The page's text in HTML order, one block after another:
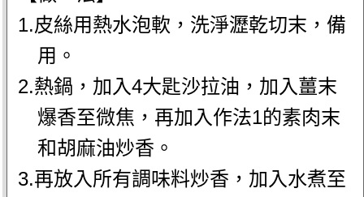
1.皮絲用熱水泡軟，洗淨瀝乾切末，備
用。
2.熱鍋，加入4大匙沙拉油，加入薑末
爆香至微焦，再加入作法1的素肉末
和胡麻油炒香。
3.再放入所有調味料炒香，加入水煮至